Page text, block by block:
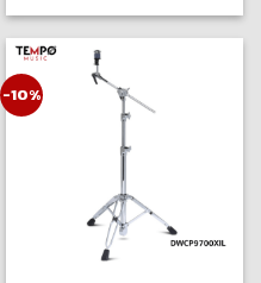
-10%